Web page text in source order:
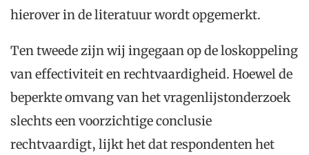
hierover in de literatuur wordt opgemerkt.
Ten tweede zijn wij ingegaan op de loskoppeling
van effectiviteit en rechtvaardigheid. Hoewel de
beperkte omvang van het vragenlijstonderzoek
slechts een voorzichtige conclusie
rechtvaardigt, lijkt het dat respondenten het